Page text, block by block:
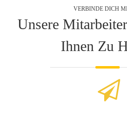
VERBINDE DICH
Unsere
Ihnen Zu